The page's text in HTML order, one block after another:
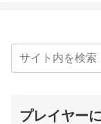
プレイヤー